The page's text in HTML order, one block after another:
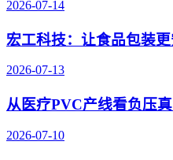
2026-07-14
宏工科技：让食品包装
2026-07-13
从医疗PVC产线看负压
2026-07-10